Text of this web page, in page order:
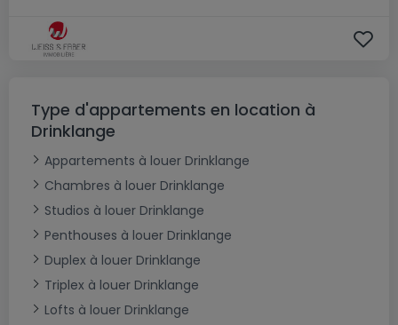
Type d'appartements en location à
Drinklange
Appartements à louer Drinklange
Chambres à louer Drinklange
Studios à louer Drinklange
Penthouses à louer Drinklange
Duplex à louer Drinklange
Triplex à louer Drinklange
Lofts à louer Drinklange